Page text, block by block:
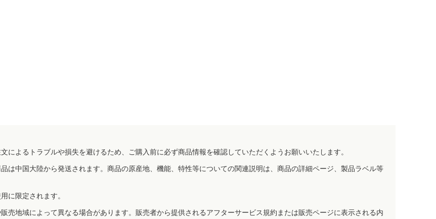
によるトラブルや損失を避けるため、ご購入前に必ず商品情報を確認していただくようお願いいたします。
は中国大陸から発送されます。商品の原産地、機能、特性等についての関連説明は、商品の詳細ページ、製品ラベル等
に限定されます。
売地域によって異なる場合があります。販売者から提供されるアフターサービス規約または販売ページに表示される内